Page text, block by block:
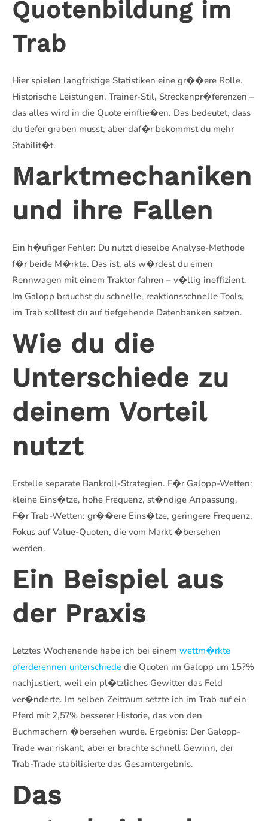
Quotenbildung im
Trab
Hier spielen langfristige Statistiken eine gr��ere Rolle.
Historische Leistungen, Trainer-Stil, Streckenpr�ferenzen –
das alles wird in die Quote einflie�en. Das bedeutet, dass
du tiefer graben musst, aber daf�r bekommst du mehr
Stabilit�t.
Marktmechaniken
und ihre Fallen
Ein h�ufiger Fehler: Du nutzt dieselbe Analyse-Methode
f�r beide M�rkte. Das ist, als w�rdest du einen
Rennwagen mit einem Traktor fahren – v�llig ineffizient.
Im Galopp brauchst du schnelle, reaktionsschnelle Tools,
im Trab solltest du auf tiefgehende Datenbanken setzen.
Wie du die
Unterschiede zu
deinem Vorteil
nutzt
Erstelle separate Bankroll-Strategien. F�r Galopp-Wetten:
kleine Eins�tze, hohe Frequenz, st�ndige Anpassung.
F�r Trab-Wetten: gr��ere Eins�tze, geringere Frequenz,
Fokus auf Value-Quoten, die vom Markt �bersehen
werden.
Ein Beispiel aus
der Praxis
Letztes Wochenende habe ich bei einem wettm�rkte
pferderennen unterschiede die Quoten im Galopp um 15?%
nachjustiert, weil ein pl�tzliches Gewitter das Feld
ver�nderte. Im selben Zeitraum setzte ich im Trab auf ein
Pferd mit 2,5?% besserer Historie, das von den
Buchmachern �bersehen wurde. Ergebnis: Der Galopp-
Trade war riskant, aber er brachte schnell Gewinn, der
Trab-Trade stabilisierte das Gesamtergebnis.
Das